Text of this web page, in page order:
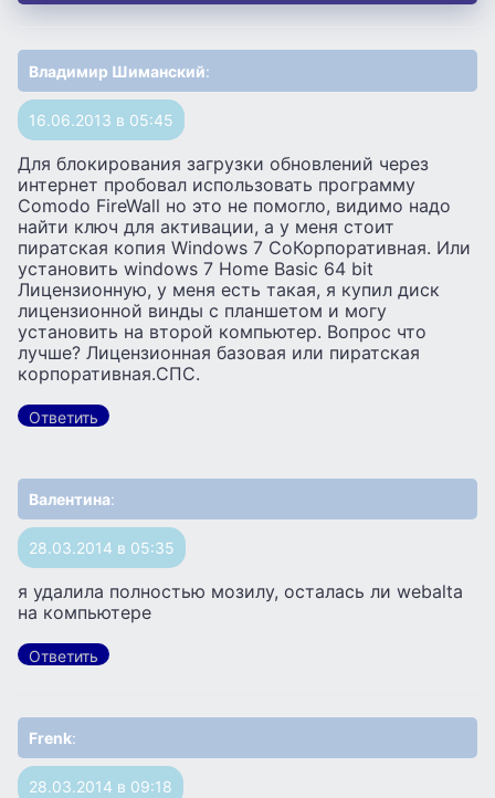
Владимир Шиманский:
16.06.2013 в 05:45
Для блокирования загрузки обновлений через
интернет пробовал использовать программу
Comodo FireWall но это не помогло, видимо надо
найти ключ для активации, а у меня стоит
пиратская копия Windows 7 CoКорпоративная. Или
установить windows 7 Home Basic 64 bit
Лицензионную, у меня есть такая, я купил диск
лицензионной винды с планшетом и могу
установить на второй компьютер. Вопрос что
лучше? Лицензионная базовая или пиратская
корпоративная.СПС.
Ответить
Валентина:
28.03.2014 в 05:35
я удалила полностью мозилу, осталась ли webalta
на компьютере
Ответить
Frenk:
28.03.2014 в 09:18